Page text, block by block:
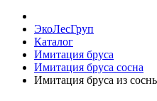
ЭкоЛесГруп
Каталог
Имитация бруса
Имитация бруса сосна
Имитация бруса из